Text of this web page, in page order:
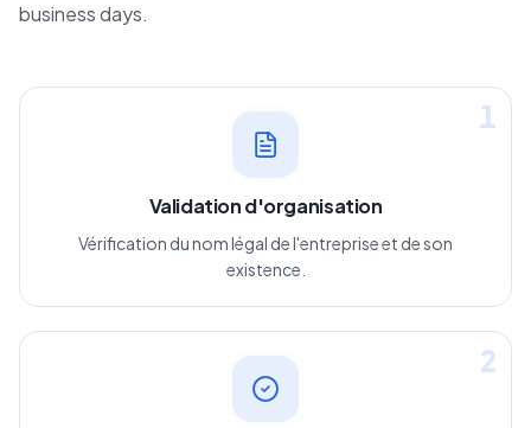
business days.
1
Validation d'organisation
Vérification du nom légal de l'entreprise et de son
existence.
2